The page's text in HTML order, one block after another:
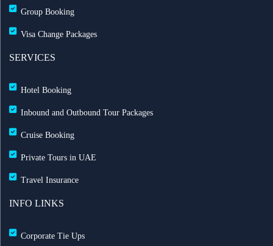
متعددة
رحلات الشارقة إلى لندن مباشرة مع العربية للطيران
Group Booking
Visa Change Packages
SERVICES
Hotel Booking
Inbound and Outbound Tour Packages
Cruise Booking
Private Tours in UAE
Travel Insurance
INFO LINKS
Corporate Tie Ups